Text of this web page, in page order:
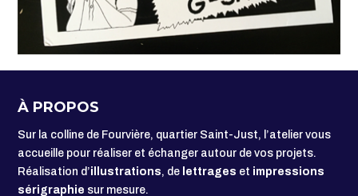
À PROPOS
Sur la colline de Fourvière, quartier Saint-Just, l’atelier vous
accueille pour réaliser et échanger autour de vos projets.
Réalisation d’illustrations, de lettrages et impressions
sérigraphie sur mesure.